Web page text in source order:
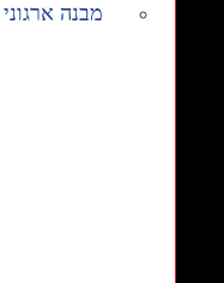
מבנה ארגוני